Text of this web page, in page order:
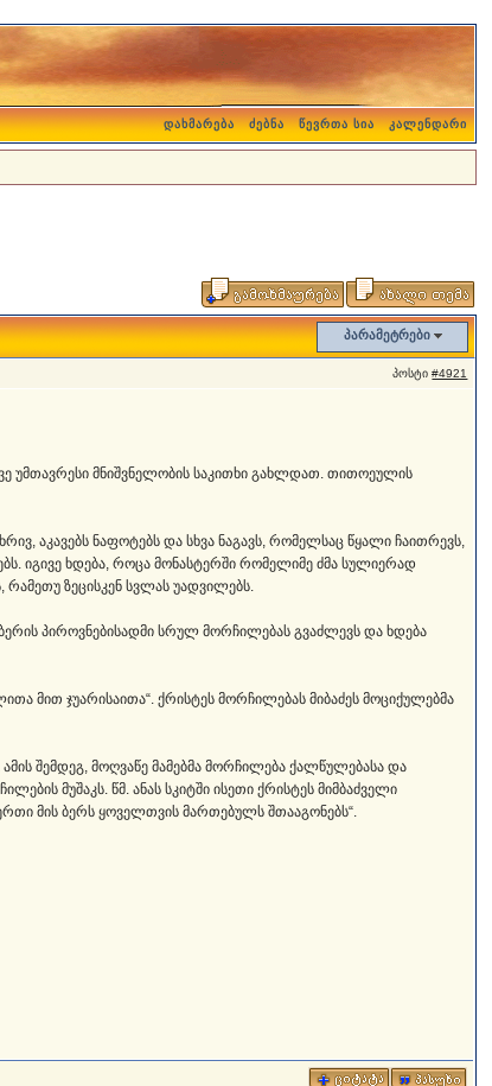
დახმარება ძებნა წევრთა სია კალენდარი
პარამეტრები
პოსტი#4921
უმთავრესი მნიშვნელობის საკითხი გახლდათ. თითოეულის
აკავებს ნაფოტებს და სხვა ნაგავს, რომელსაც წყალი ჩაითრევს,
იგივე ხდება, როცა მონასტერში რომელიმე ძმა სულიერად
ზეცისკენ სვლას უადვილებს.
პიროვნებისადმი სრულ მორჩილებას გვაძლევს და ხდება
მით ჯუარისაითა“. ქრისტეს მორჩილებას მიბაძეს მოციქულებმა
შემდეგ, მოღვაწე მამებმა მორჩილება ქალწულებასა და
მუშაკს. წმ. ანას სკიტში ისეთი ქრისტეს მიმბაძველი
მის ბერს ყოველთვის მართებულს შთააგონებს“.